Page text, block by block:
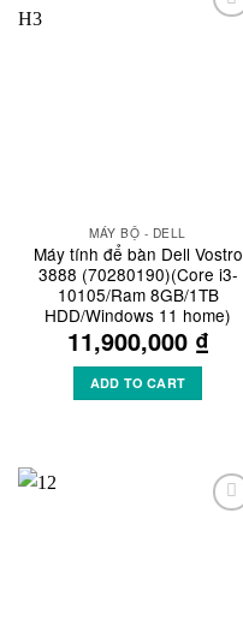
MÁY BỘ - DELL
Máy tính để bàn Dell Vostro
3888 (70280190)(Core i3-
10105/Ram 8GB/1TB
HDD/Windows 11 home)
11,900,000 ₫
ADD TO CART